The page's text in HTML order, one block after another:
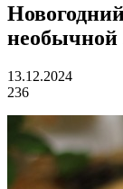
необычной
13.12.2024
236